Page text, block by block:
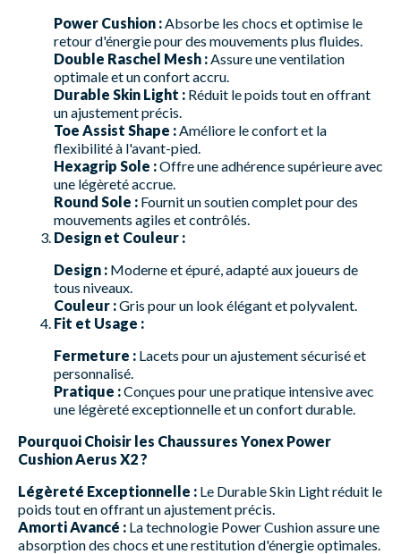
Power Cushion : Absorbe les chocs et optimise le
retour d'énergie pour des mouvements plus fluides.
Double Raschel Mesh : Assure une ventilation
optimale et un confort accru.
Durable Skin Light : Réduit le poids tout en offrant
un ajustement précis.
Toe Assist Shape : Améliore le confort et la
flexibilité à l'avant-pied.
Hexagrip Sole :Offre une adhérence supérieure avec
une légèreté accrue.
Round Sole : Fournit un soutien complet pour des
mouvements agiles et contrôlés.
Design et Couleur :
Design : Moderne et épuré, adapté aux joueurs de
tous niveaux.
Couleur :Gris pour un look élégant et polyvalent.
Fit et Usage :
Fermeture : Lacets pour un ajustement sécurisé et
personnalisé.
Pratique :Conçues pour une pratique intensive avec
une légèreté exceptionnelle et un confort durable.
Pourquoi Choisir les Chaussures Yonex Power
Cushion Aerus X2 ?
Légèreté Exceptionnelle : Le Durable Skin Light réduit le
poids tout en offrant un ajustement précis.
Amorti Avancé : La technologie Power Cushion assure une
absorption des chocs et une restitution d'énergie optimales.